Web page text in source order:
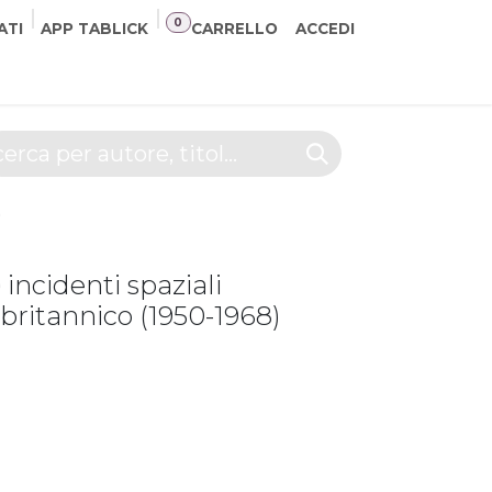
APP TABLICK CARRELLO
0 ACCEDI
spaziali
(1950-1968)